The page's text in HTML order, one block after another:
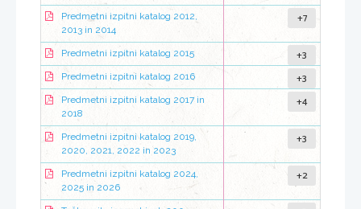
Predmetni izpitni katalog 2012,
2013 in 2014
+7
Predmetni izpitni katalog 2015 +3
Predmetni izpitni katalog 2016 +3
Predmetni izpitni katalog 2017 in
2018
+4
Predmetni izpitni katalog 2019,
2020, 2021, 2022 in 2023
+3
Predmetni izpitni katalog 2024,
2025 in 2026
+2